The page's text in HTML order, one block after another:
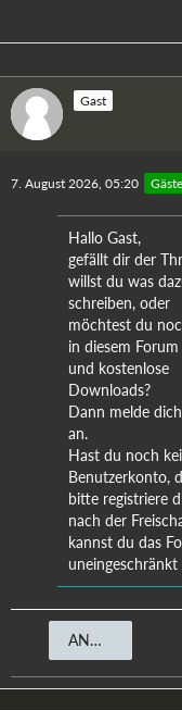
Gast
7. August 2026, 05:20
Hallo Gast,
gefällt dir der
willst du was
schreiben, oder
möchtest du
in diesem Forum
und kostenlose
Downloads?
Dann melde
an.
Hast du noch
Benutzerkonto,
bitte registriere
nach der
kannst du das
uneingeschränkt
ANMELDEN